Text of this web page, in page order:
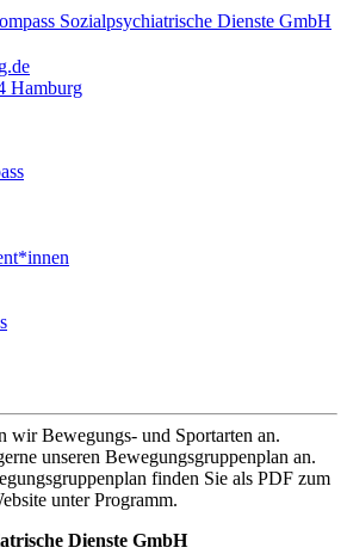
Hamburg
wir Bewegungs- und Sportarten an.
unseren Bewegungsgruppenplan an.
finden Sie als PDF zum
unter Programm.
Dienste GmbH